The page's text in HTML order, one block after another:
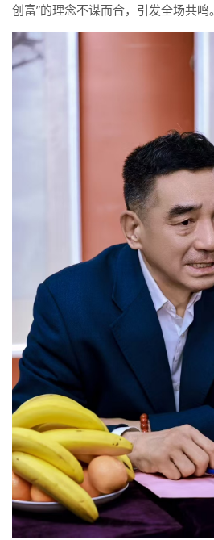
创富”的理念不谋而合，引发全场共鸣。